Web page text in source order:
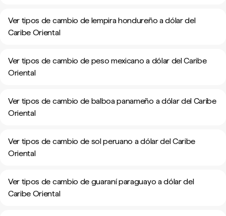
Ver tipos de cambio de lempira hondureño a dólar del
Caribe Oriental
Ver tipos de cambio de peso mexicano a dólar del Caribe
Oriental
Ver tipos de cambio de balboa panameño a dólar del Caribe
Oriental
Ver tipos de cambio de sol peruano a dólar del Caribe
Oriental
Ver tipos de cambio de guaraní paraguayo a dólar del
Caribe Oriental